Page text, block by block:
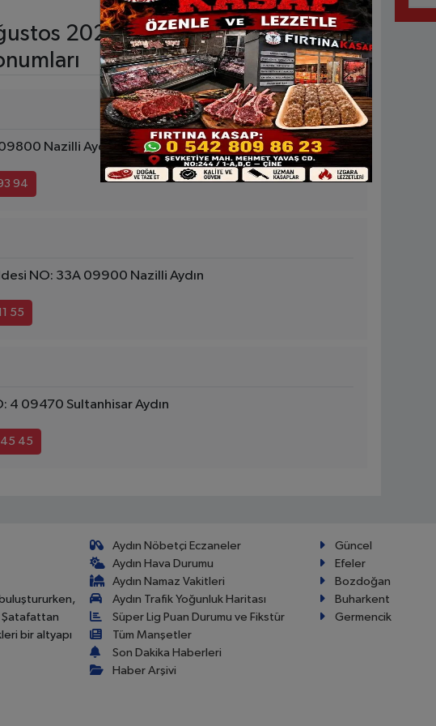
2026 Cuma nöbetçi eczane
Nazilli Aydın
94
NO: 33A 09900 Nazilli Aydın
55
4 09470 Sultanhisar Aydın
45
Şatafattan
bir altyapı
Aydın Nöbetçi Eczaneler
Aydın Hava Durumu
Aydın Namaz Vakitleri
Aydın Trafik Yoğunluk Haritası
Süper Lig Puan Durumu ve Fikstür
Tüm Manşetler
Son Dakika Haberleri
Haber Arşivi
Güncel
Efeler
Bozdoğan
Buharkent
Germencik